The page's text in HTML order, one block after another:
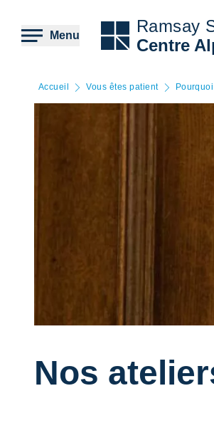
contenu
principal
Menu
Ramsay
Centre
Accueil Vous êtes patient
Nos